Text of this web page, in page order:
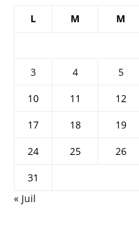
L M M
3
4 5
10
11 12
17
18 19
24
25 26
31
« Juil